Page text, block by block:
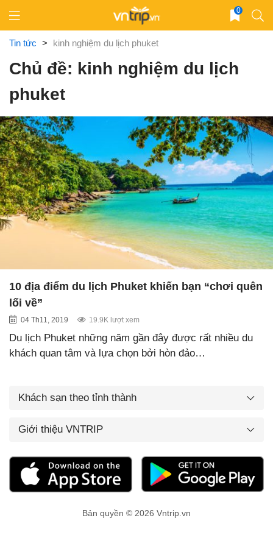
content
0
Tin tức > kinh nghiệm du lịch phuket
Chủ đề: kinh nghiệm du lịch
phuket
10 địa điểm du lịch Phuket khiến bạn “chơi quên
lối về”
04 Th11, 2019 19.9K lượt xem
Du lịch Phuket những năm gần đây được rất nhiều du
khách quan tâm và lựa chọn bởi hòn đảo…
Khách sạn theo tỉnh thành
Giới thiệu VNTRIP
Bản quyền © 2026 Vntrip.vn